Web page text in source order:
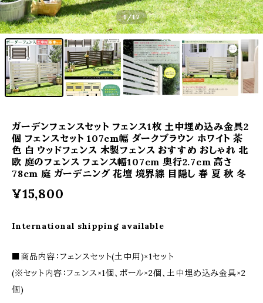
1/17
ガーデンフェンスセット フェンス1枚 土中埋め込み金具2
個 フェンスセット 107cm幅 ダークブラウン ホワイト 茶
色 白 ウッドフェンス 木製フェンス おすすめ おしゃれ 北
欧 庭のフェンス フェンス幅107cm 奥行2.7cm 高さ
78cm 庭 ガーデニング 花壇 境界線 目隠し 春 夏 秋 冬
¥15,800
International shipping available
■商品内容：フェンスセット(土中用)×1セット
(※セット内容：フェンス×1個、ポール×2個、土中埋め込み金具×2
個)